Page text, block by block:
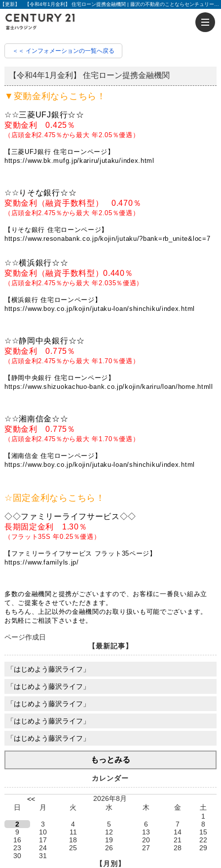
＜＜ インフォメーションの一覧へ戻る
【令和4年1月金利】 住宅ローン提携金融機関
▼変動金利ならこちら！
☆☆三菱UFJ銀行☆☆
変動金利 0.425％
（店頭金利2.475％から最大 年2.05％優遇）
【三菱UFJ銀行 住宅ローンページ】
https://www.bk.mufg.jp/kariru/jutaku/index.html
☆☆りそな銀行☆☆
変動金利（融資手数料型） 0.470％
（店頭金利2.475％から最大 年2.05％優遇）
【りそな銀行 住宅ローンページ】
https://www.resonabank.co.jp/kojin/jutaku/?bank=rb_unite&loc=7
☆☆横浜銀行☆☆
変動金利（融資手数料型）0.440％
（店頭金利2.475％から最大 年2.035％優遇）
【横浜銀行 住宅ローンページ】
https://www.boy.co.jp/kojin/jutaku-loan/shinchiku/index.html
☆☆静岡中央銀行☆☆
変動金利 0.775％
（店頭金利2.475％から最大 年1.70％優遇）
【静岡中央銀行 住宅ローンページ】
https://www.shizuokachuo-bank.co.jp/kojin/kariru/loan/home.htmll
☆☆湘南信金☆☆
変動金利 0.775％
（店頭金利2.475％から最大 年1.70％優遇）
【湘南信金 住宅ローンページ】
https://www.boy.co.jp/kojin/jutaku-loan/shinchiku/index.html
☆固定金利ならこちら！
◇◇ファミリーライフサービス◇◇
長期固定金利 1.30％
（フラット35S 年0.25％優遇）
【ファミリーライフサービス フラット35ページ】
https://www.familyls.jp/
多数の金融機関と提携がございますので、お客様に一番良い組み立
て、ご提案をさせていただきます。
もちろん、上記以外の金融機関のお取り扱いも可能でございます。
お気軽にご相談下さいませ。
ページ作成日
【最新記事】
「はじめよう藤沢ライフ」
「はじめよう藤沢ライフ」
「はじめよう藤沢ライフ」
「はじめよう藤沢ライフ」
「はじめよう藤沢ライフ」
もっとみる
カレンダー
<<
2026年8月
日
月 火 水 木 金
土
1
2
3 4 5 6 7
8
9
10 11 12 13 14
15
16
17 18 19 20 21
22
23
24 25 26 27 28
29
30
31
【月別】